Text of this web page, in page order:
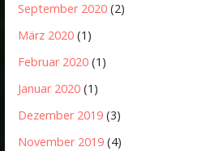
September 2020 (2)
März 2020 (1)
Februar 2020 (1)
Januar 2020 (1)
Dezember 2019 (3)
November 2019 (4)